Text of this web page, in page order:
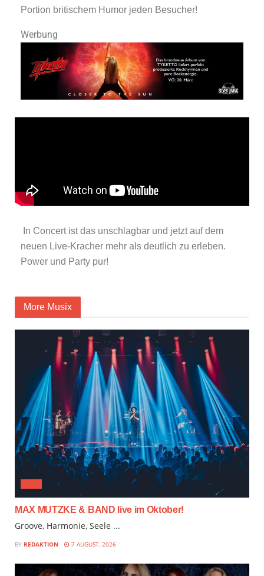
Portion britischem Humor jeden Besucher!
Werbung
In Concert ist das unschlagbar und jetzt auf dem
neuen Live-Kracher mehr als deutlich zu erleben.
Power und Party pur!
More Musix
MAX MUTZKE & BAND live im Oktober!
Groove, Harmonie, Seele ...
BY REDAKTION 7 AUGUST, 2026